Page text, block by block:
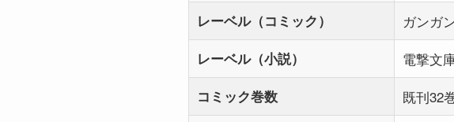
レーベル（コミック） ガンガ
レーベル（小説） 電撃文
コミック巻数 既刊32